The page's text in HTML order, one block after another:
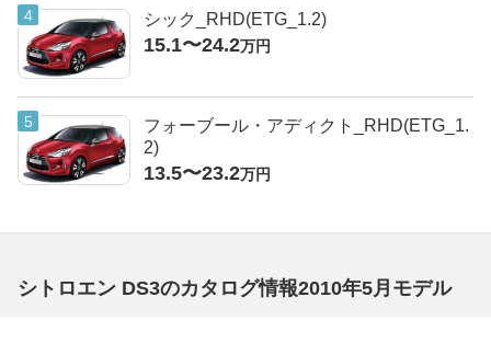
シック_RHD(ETG_1.2)
15.1〜24.2万円
フォーブール・アディクト_RHD(ETG_1.
2)
13.5〜23.2万円
シトロエン DS3のカタログ情報2010年5月モデル